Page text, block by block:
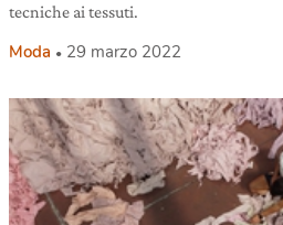
tecniche ai tessuti.
Moda 29 marzo 2022